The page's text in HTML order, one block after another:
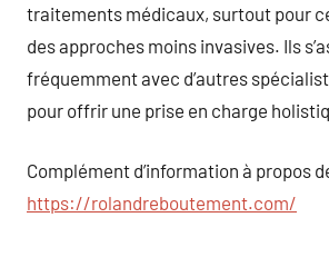
traitements médicaux, surtout pour
des approches moins invasives. Ils
fréquemment avec d’autres
pour offrir une prise en charge
Complément d’information à propos
https://rolandreboutement.com/